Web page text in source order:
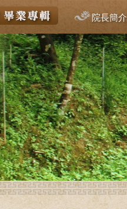
院長簡介